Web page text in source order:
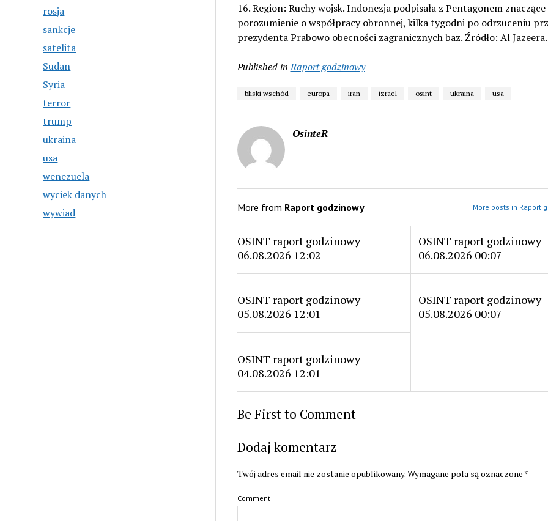
rosja
sankcje
satelita
Sudan
Syria
terror
trump
ukraina
usa
wenezuela
wyciek danych
wywiad
16. Region: Ruchy wojsk. Indonezja podpisała z Pentagonem znaczące
porozumienie o współpracy obronnej, kilka tygodni po odrzuceniu
prezydenta Prabowo obecności zagranicznych baz. Źródło: Al Jazeera.
Published in Raport godzinowy
bliski wschód europa iran izrael osint ukraina usa
OsinteR
More from Raport godzinowy More posts in Raport
OSINT raport godzinowy
06.08.2026 12:02
OSINT raport godzinowy
06.08.2026 00:07
OSINT raport godzinowy
05.08.2026 12:01
OSINT raport godzinowy
05.08.2026 00:07
OSINT raport godzinowy
04.08.2026 12:01
Be First to Comment
Dodaj komentarz
Twój adres email nie zostanie opublikowany.Wymagane pola są oznaczone *
Comment